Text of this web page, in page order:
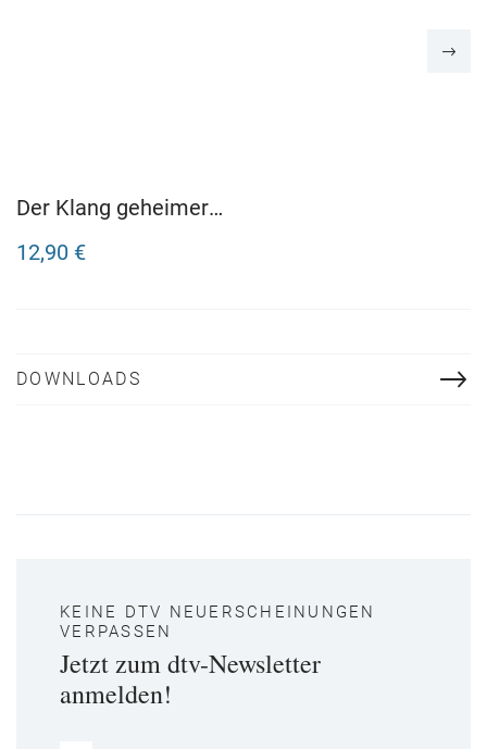
Der Klang geheimer
12,90 €
DOWNLOADS
KEINE DTV NEUERSCHEINUNGEN
VERPASSEN
Jetzt zum dtv-Newsletter
anmelden!